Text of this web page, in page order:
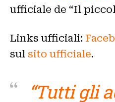
ufficiale de “Il
Links ufficiali:
sul sito ufficiale.
“Tutti gli